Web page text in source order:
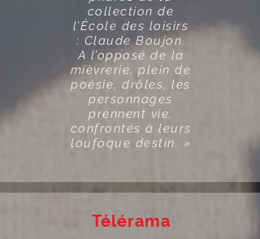
collection de
l’École des loisirs
: Claude Boujon.
A l’opposé de la
mièvrerie, plein de
poésie, drôles, les
personnages
prennent vie,
confrontés à leurs
loufoque destin. »
Télérama